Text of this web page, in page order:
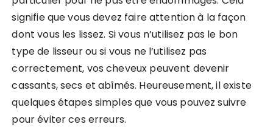
signifie que vous devez faire attention à la façon
dont vous les lissez. Si vous n’utilisez pas le bon
type de lisseur ou si vous ne l’utilisez pas
correctement, vos cheveux peuvent devenir
cassants, secs et abîmés. Heureusement, il existe
quelques étapes simples que vous pouvez suivre
pour éviter ces erreurs.